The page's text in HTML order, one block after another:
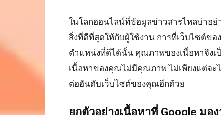
ในโลกออนไลน์ที่ข้อมูลข่าวสารไหลบ่าอย่
สิ่งที่ดีที่สุดให้กับผู้ใช้งาน การที่เว็บไซต์ข
ตำแหน่งที่ดีได้นั้น คุณภาพของเนื้อหาจึง
เนื้อหาของคุณไม่มีคุณภาพ ไม่เพียงแต่จะ
ต่ออันดับเว็บไซต์ของคุณอีกด้วย
ยกตัวอย่างเนื้อหาที่ Google ม